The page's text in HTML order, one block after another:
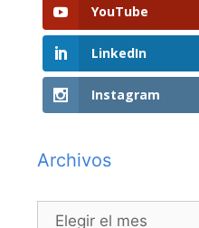
YouTube
LinkedIn
Instagram
Archivos
Archivos